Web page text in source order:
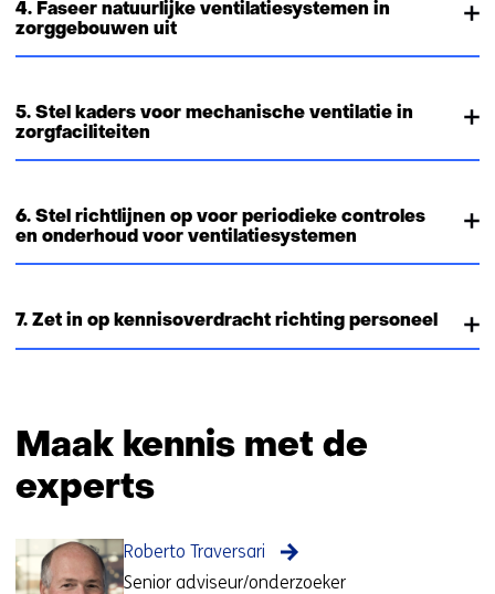
4. Faseer natuurlijke ventilatiesystemen in
zorggebouwen uit
5. Stel kaders voor mechanische ventilatie in
zorgfaciliteiten
6. Stel richtlijnen op voor periodieke controles
en onderhoud voor ventilatiesystemen
7. Zet in op kennisoverdracht richting personeel
Maak kennis met de
experts
Roberto Traversari
Senior adviseur/onderzoeker